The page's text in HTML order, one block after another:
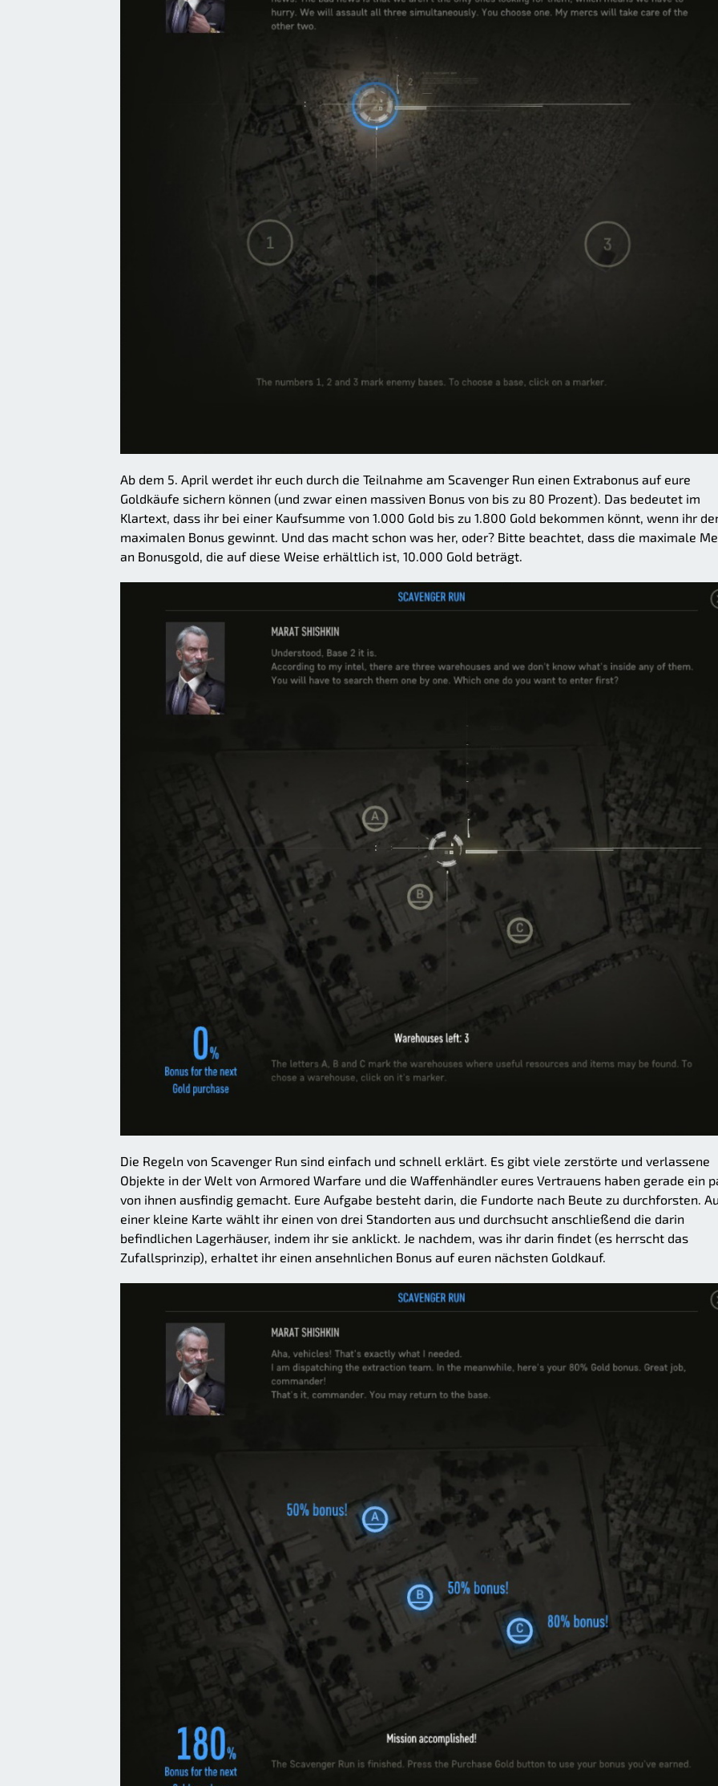
Ab dem 5. April werdet ihr euch durch die Teilnahme am Scavenger Run einen Extrabonus auf eure
Goldkäufe sichern können (und zwar einen massiven Bonus von bis zu 80 Prozent). Das bedeutet im
Klartext, dass ihr bei einer Kaufsumme von 1.000 Gold bis zu 1.800 Gold bekommen könnt, wenn ihr
maximalen Bonus gewinnt. Und das macht schon was her, oder? Bitte beachtet, dass die maximale
an Bonusgold, die auf diese Weise erhältlich ist, 10.000 Gold beträgt.
Die Regeln von Scavenger Run sind einfach und schnell erklärt. Es gibt viele zerstörte und verlassene
Objekte in der Welt von Armored Warfare und die Waffenhändler eures Vertrauens haben gerade ein
von ihnen ausfindig gemacht. Eure Aufgabe besteht darin, die Fundorte nach Beute zu durchforsten.
einer kleine Karte wählt ihr einen von drei Standorten aus und durchsucht anschließend die darin
befindlichen Lagerhäuser, indem ihr sie anklickt. Je nachdem, was ihr darin findet (es herrscht das
Zufallsprinzip), erhaltet ihr einen ansehnlichen Bonus auf euren nächsten Goldkauf.